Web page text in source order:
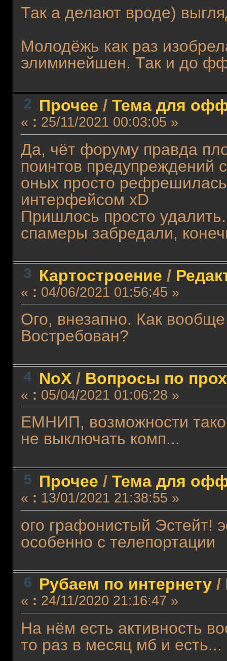
Так а делают вроде)
Молодёжь как раз
элиминейшен. Так и до
2 Прочее / Тема для
« : 25/11/2021 00:03:05 »
Да, чёт форуму правда
поинтов предупреждений
оных просто
интерфейсом xD
Пришлось просто
спамеры забредали,
3 Картостроение /
« : 04/06/2021 01:56:45 »
Ого, внезапно. Как
Востребован?
4 NoX/ Вопросы по
« : 05/04/2021 01:06:28 »
ЕМНИП, возможности
не выключать комп...
5 Прочее / Тема для
« : 13/01/2021 21:38:55 »
ого графонистый Эстейт!
особенно с телепортации
6 Рубаем по интернету/
« : 24/11/2020 21:16:47 »
На нём есть активность
то раз в месяц мб и есть...